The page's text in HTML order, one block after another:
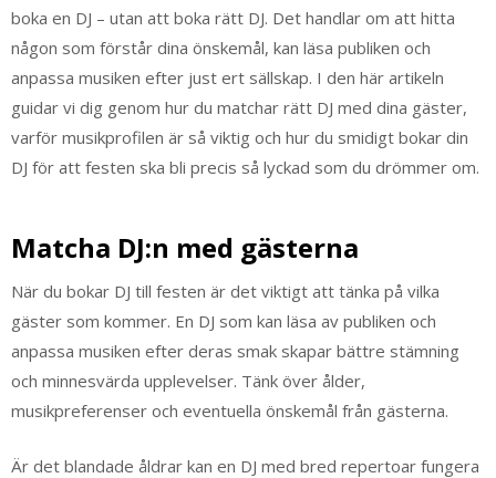
boka en DJ – utan att boka rätt DJ. Det handlar om att hitta
någon som förstår dina önskemål, kan läsa publiken och
anpassa musiken efter just ert sällskap. I den här artikeln
guidar vi dig genom hur du matchar rätt DJ med dina gäster,
varför musikprofilen är så viktig och hur du smidigt bokar din
DJ för att festen ska bli precis så lyckad som du drömmer om.
Matcha DJ:n med gästerna
När du bokar DJ till festen är det viktigt att tänka på vilka
gäster som kommer. En DJ som kan läsa av publiken och
anpassa musiken efter deras smak skapar bättre stämning
och minnesvärda upplevelser. Tänk över ålder,
musikpreferenser och eventuella önskemål från gästerna.
Är det blandade åldrar kan en DJ med bred repertoar fungera